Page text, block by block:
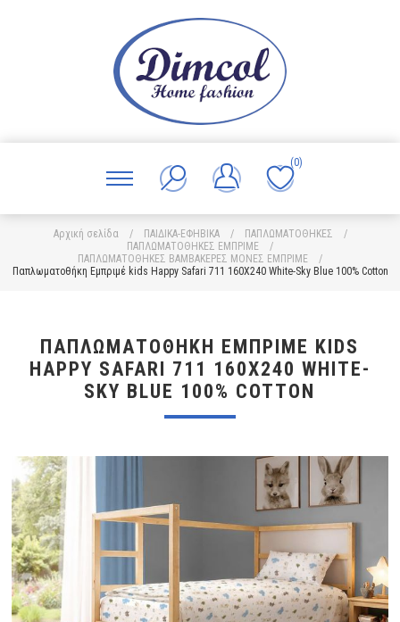
(0)
Αρχική σελίδα / ΠΑΙΔΙΚΑ-ΕΦΗΒΙΚΑ / ΠΑΠΛΩΜΑΤΟΘΗΚΕΣ
/
ΠΑΠΛΩΜΑΤΟΘΗΚΕΣ ΕΜΠΡΙΜΕ
/
ΠΑΠΛΩΜΑΤΟΘΗΚΕΣ ΒΑΜΒΑΚΕΡΕΣ ΜΟΝΕΣ ΕΜΠΡΙΜΕ
/
Παπλωματοθήκη Εμπριμέ kids Happy Safari 711 160X240 White-Sky Blue 100% Cotton
ΠΑΠΛΩΜΑΤΟΘΉΚΗ ΕΜΠΡΙΜΈ KIDS
HAPPY SAFARI 711 160X240 WHITE-
SKY BLUE 100% COTTON